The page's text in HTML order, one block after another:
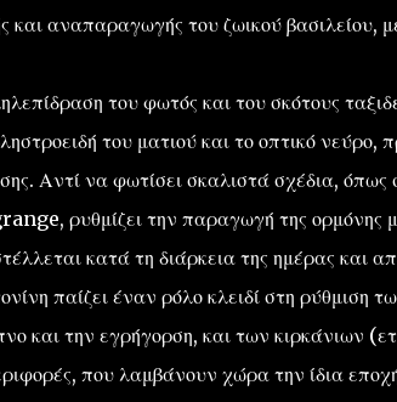
και αναπαραγωγής του ζωικού βασιλείου,
του φωτός και του σκότους
του ματιού και το οπτικό
Αντί να φωτίσει σκαλιστά σχέδια,
ρυθμίζει την παραγωγή της ορμόνης
κατά τη διάρκεια της ημέρας και
παίζει έναν ρόλο κλειδί στη
και την εγρήγορση, και των κιρκάνιων
που λαμβάνουν χώρα την ίδια